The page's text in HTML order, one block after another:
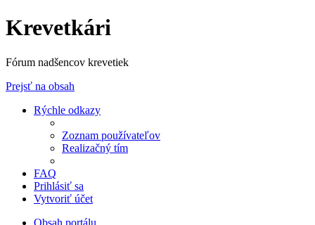
Krevetkári
Fórum nadšencov krevetiek
Prejsť na obsah
Rýchle odkazy
Zoznam používateľov
Realizačný tím
FAQ
Prihlásiť sa
Vytvoriť účet
Obsah portálu